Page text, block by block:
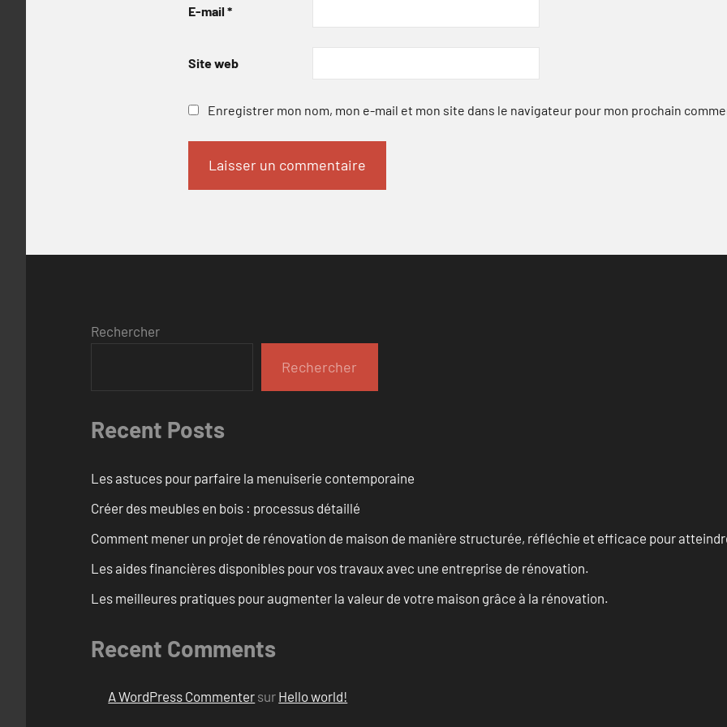
E-mail *
Site web
Enregistrer mon nom, mon e-mail et mon site dans le navigateur pour mon prochain
Rechercher
Rechercher
Recent Posts
Les astuces pour parfaire la menuiserie contemporaine
Créer des meubles en bois : processus détaillé
Comment mener un projet de rénovation de maison de manière structurée, réfléchie et efficace pour
Les aides financières disponibles pour vos travaux avec une entreprise de rénovation.
Les meilleures pratiques pour augmenter la valeur de votre maison grâce à la rénovation.
Recent Comments
A WordPress Commenter sur Hello world!